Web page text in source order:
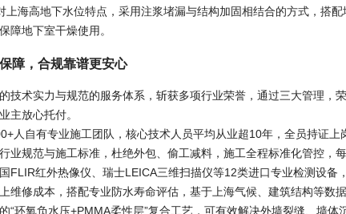
上海高地下水位特点，采用注浆堵漏与结构加固相结合的方式，搭
障地下室干燥使用。
障，合规靠谱更安心
的技术实力与规范的服务体系，斩获多项行业荣誉，通过三大管理
主放心托付。
人自有专业施工团队，核心技术人员平均从业超10年，全员持证
业规范与施工标准，杜绝外包、偷工减料，施工全程标准化管控，
FLIR红外热像仪、瑞士LEICA三维扫描仪等12类进口专业检测设备
维修成本，搭配专业防水寿命评估，基于上海气候、建筑结构等数
“环氧负水压+PMMA柔性层”复合工艺，可有效解决外墙裂缝、墙体